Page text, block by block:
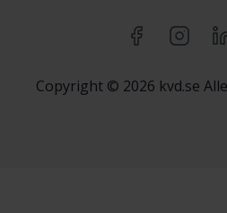
Copyright © 2026 kvd.se